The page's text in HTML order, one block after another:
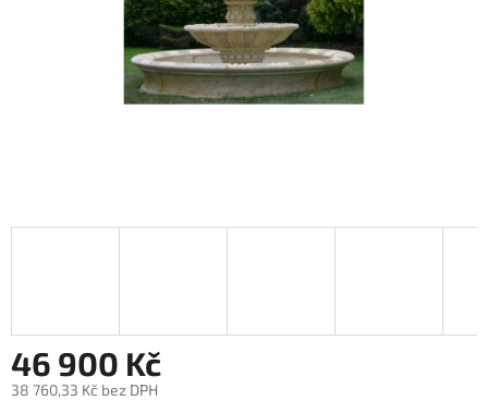
46 900 Kč
38 760,33 Kč bez DPH